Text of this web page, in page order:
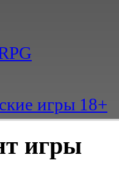
игры 18+
игры